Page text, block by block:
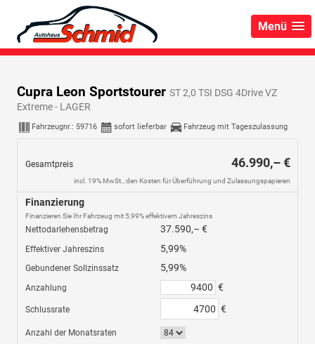
Menü
Cupra Leon Sportstourer ST 2,0 TSI DSG 4Drive VZ
Extreme - LAGER
Fahrzeugnr.: 59716 sofort lieferbar Fahrzeug mit Tageszulassung
Gesamtpreis 46.990,– €
incl. 19% MwSt., den Kosten für Überführung und Zulassungspapieren
Finanzierung
Finanzieren Sie Ihr Fahrzeug mit 5,99% effektivem Jahreszins
Nettodarlehensbetrag 37.590,– €
Effektiver Jahreszins 5,99%
Gebundener Sollzinssatz 5,99%
Anzahlung €
Schlussrate €
Anzahl der Monatsraten